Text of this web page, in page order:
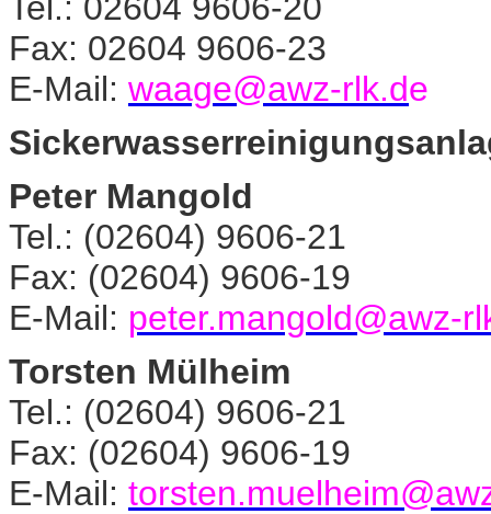
Fax: 02604 9606-23
E-Mail: waage@awz-rlk.de
Peter Mangold
Tel.: (02604) 9606-21
Fax: (02604) 9606-19
E-Mail: peter.mangold@awz-
Torsten Mülheim
Tel.: (02604) 9606-21
Fax: (02604) 9606-19
E-Mail: